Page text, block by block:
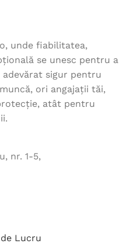
unde fiabilitatea,
se unesc pentru a
sigur pentru
ori angajații tăi,
atât pentru
nr. 1-5,
Lucru